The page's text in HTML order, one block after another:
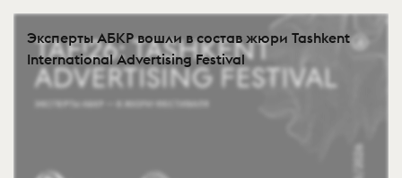
Эксперты АБКР вошли в состав жюри Tashkent
International Advertising Festival